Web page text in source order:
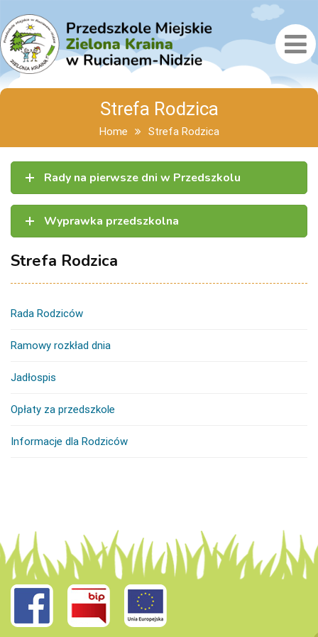
Strefa Rodzica
Home Strefa Rodzica
Rady na pierwsze dni w Przedszkolu
Wyprawka przedszkolna
Strefa Rodzica
Rada Rodziców
Ramowy rozkład dnia
Jadłospis
Opłaty za przedszkole
Informacje dla Rodziców